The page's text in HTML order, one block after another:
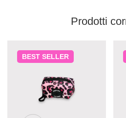
Prodotti
BEST SELLER